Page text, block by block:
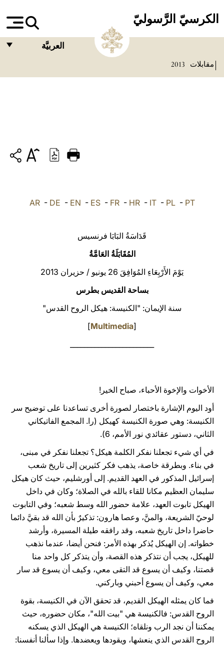
الكرسيّ الرَّسوليّ
العربيَّة
DEUTSCH
العربيّة
مقابلات 2013
AR- DE - EN - ES- FR- HR- IT- PL- PT
قَدَاسَةُ البَابَا فرنسيس
المُقَابَلَةُ العَامَّةُ
يَوْمَ الأَرْبِعَاءِ المُوَافِقَ 26 يونيو / حزيران 2013
بساحة القديس بطرس
سنة الإيمان: "الكنيسة: هيكل الروح القدس"
[
Multimedia
]
الأخوات والإخوة الأحباء، صباح الخير!
أود اليوم الإشارة باختصار لصورة أخرى تساعدنا على توضيح سر
الكنيسة: وهي صورة الكنيسة كهيكل (را. المجمع الفاتيكاني
الثاني، دستور عقائدي نور الأمم، 6).
في أي شيء تجعلنا نفكر الكلمة هيكل؟ تجعلنا نفكر في مبنى،
في بناء. وبطرقة خاصة، يذهب فكر كثيرين إلى تاريخ شعب
إسرائيل المذكور في العهد القديم. إلى أورشليم، حيث كان هيكل
سليمان العظيم مكانا للقاء بالله في الصلاة؛ وكان في داخل
الهيكل تابوت العهد، علامة حضور الله وسط شعبه؛ وفي التابوت
لوحيّ الشريعة، والمنَّ، وعصا هارون: تذكيرٌ بأن الله قد بقيَّ دائما
حاضرا داخل تاريخ شعبه، وقد رافقه طيلة المسيرة، وأرشد
خطواته. إن الهيكل يُذكر بهذه الأمر: فنحن أيضا، عندما نذهب
للهيكل، يجب أن نتذكر هذه القصة، وأن يتذكر كل واحد منا
قصتنا، وكيف أن يسوع قد التقى معي، وكيف أن يسوع قد سار
معي، وكيف أن يسوع أحبني وباركني.
فما كان يمثله الهيكل القديم، قد تحقق الآن في الكنيسة، بقوة
الروح القدس: فالكنيسة هي "بيت الله"، مكان حضوره، حيث
يمكننا أن نجد الرب ونلقاه؛ الكنيسة هي الهيكل الذي يسكنه
الروح القدس الذي ينعشها، ويقودها ويعضدها. وإذا سألنا أنفسنا: